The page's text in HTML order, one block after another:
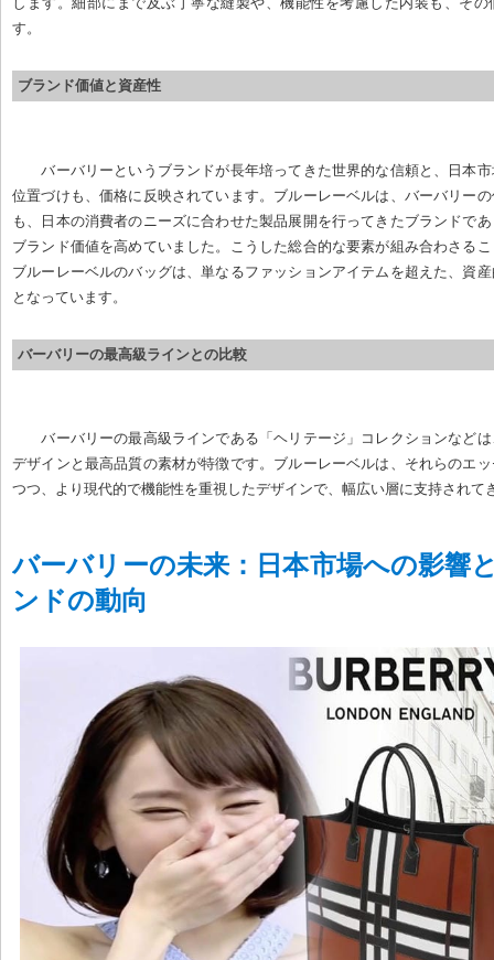
す。
ブランド価値と資産性
バーバリーというブランドが長年培ってきた世界的な信頼と、日本
位置づけも、価格に反映されています。ブルーレーベルは、バーバリー
も、日本の消費者のニーズに合わせた製品展開を行ってきたブランドで
ブランド価値を高めていました。こうした総合的な要素が組み合わさる
ブルーレーベルのバッグは、単なるファッションアイテムを超えた、資
となっています。
バーバリーの最高級ラインとの比較
バーバリーの最高級ラインである「ヘリテージ」コレクションなど
デザインと最高品質の素材が特徴です。ブルーレーベルは、それらのエ
つつ、より現代的で機能性を重視したデザインで、幅広い層に支持されて
バーバリーの未来：日本市場への影響
ンドの動向